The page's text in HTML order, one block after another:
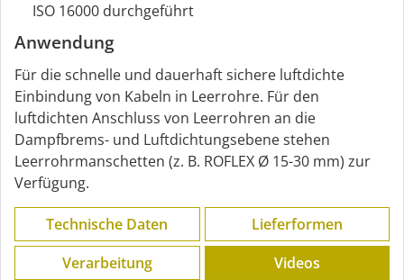
ISO 16000 durchgeführt
Anwendung
Für die schnelle und dauerhaft sichere luftdichte
Einbindung von Kabeln in Leerrohre. Für den
luftdichten Anschluss von Leerrohren an die
Dampfbrems- und Luftdichtungsebene stehen
Leerrohrmanschetten (z. B. ROFLEX Ø 15-30 mm) zur
Verfügung.
Technische Daten
Lieferformen
Verarbeitung
Videos